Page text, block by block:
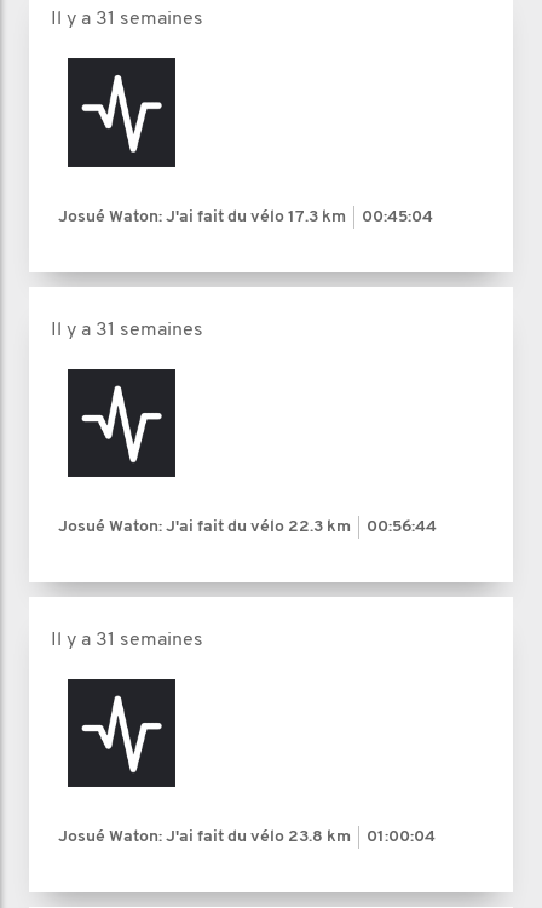
Il y a 31 semaines
Josué Waton: J'ai fait du vélo 17.3 km 00:45:04
Il y a 31 semaines
Josué Waton: J'ai fait du vélo 22.3 km 00:56:44
Il y a 31 semaines
Josué Waton: J'ai fait du vélo 23.8 km 01:00:04